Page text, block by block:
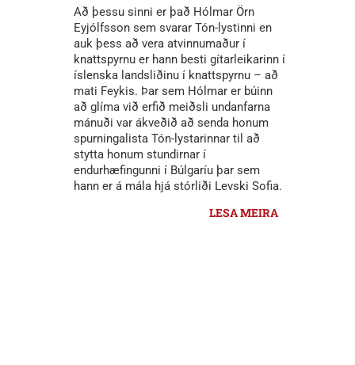
Að þessu sinni er það Hólmar Örn
Eyjólfsson sem svarar Tón-lystinni en
auk þess að vera atvinnumaður í
knattspyrnu er hann besti gítarleikarinn í
íslenska landsliðinu í knattspyrnu – að
mati Feykis. Þar sem Hólmar er búinn
að glíma við erfið meiðsli undanfarna
mánuði var ákveðið að senda honum
spurningalista Tón-lystarinnar til að
stytta honum stundirnar í
endurhæfingunni í Búlgaríu þar sem
hann er á mála hjá stórliði Levski Sofia.
LESA MEIRA